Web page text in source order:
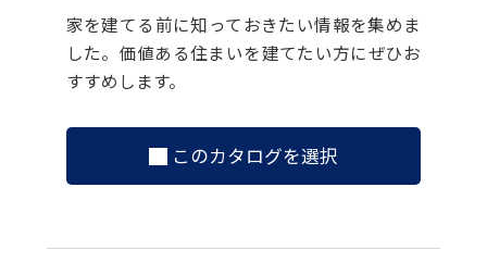
家を建てる前に知っておきたい情報を集めま
した。価値ある住まいを建てたい方にぜひお
すすめします。
このカタログを選択